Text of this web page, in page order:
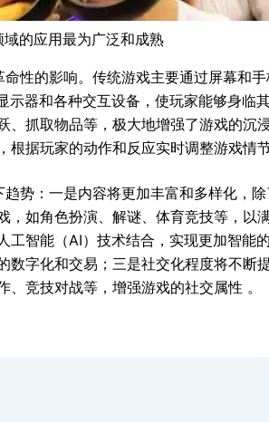
的应用最为广泛和成熟
性的影响。传统游戏主要通过屏幕和
示器和各种交互设备，使玩家能够身临
、抓取物品等，极大地增强了游戏的沉
据玩家的动作和反应实时调整游戏情节
势：一是内容将更加丰富和多样化，
，如角色扮演、解谜、体育竞技等，以
工智能（AI）技术结合，实现更加智能
数字化和交易；三是社交化程度将不断
竞技对战等，增强游戏的社交属性 。